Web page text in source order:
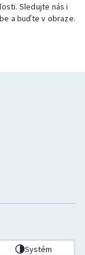
Sledujte nás i
a buďte v obraze.
Systém